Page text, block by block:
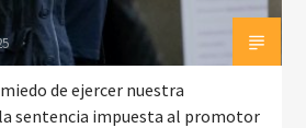
de ejercer nuestra
sentencia impuesta al promotor